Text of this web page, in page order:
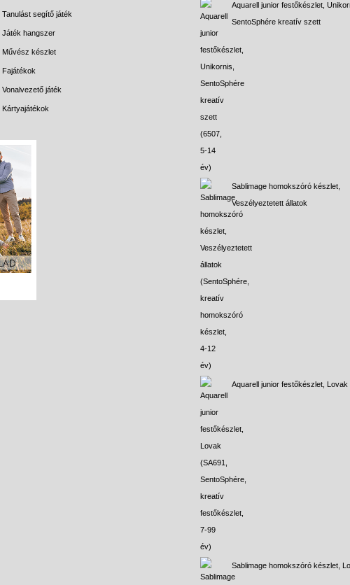
Tanulást segítő játék
Játék hangszer
Művész készlet
Fajátékok
Vonalvezető játék
Kártyajátékok
Aquarell junior festőkészlet,
SentoSphére kreatív szett
Sablimage homokszóró készlet,
Veszélyeztetett állatok
Aquarell junior festőkészlet, Lovak
Sablimage homokszóró készlet,